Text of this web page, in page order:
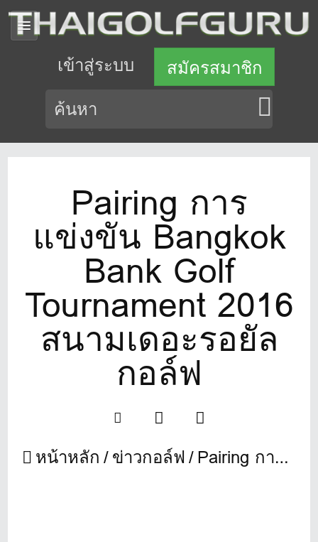
เข้าสู่ระบบ สมัครสมาชิก
Pairing การ
แข่งขัน Bangkok
Bank Golf
Tournament 2016
สนามเดอะรอยัล
กอล์ฟ
หน้าหลัก ข่าวกอล์ฟ Pairing การแข่งขัน Bangkok Bank Golf Tournament 2016 สนามเดอะรอยัล กอล์ฟ